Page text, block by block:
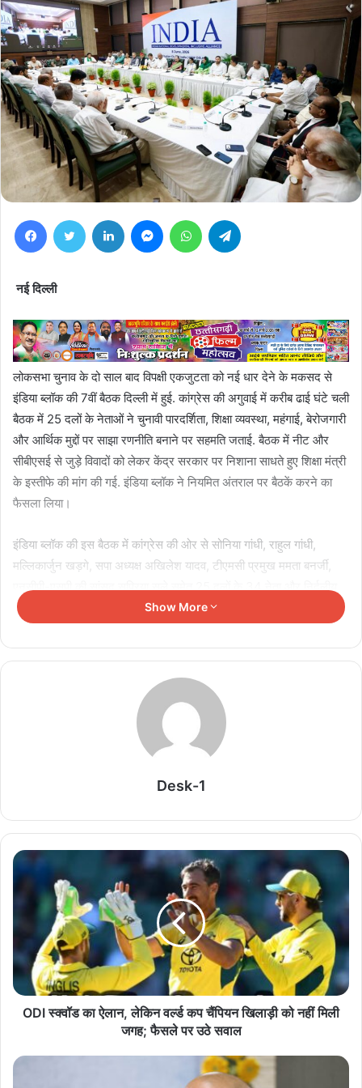
FacebookTwitter LinkedIn MessengerWhatsApp
नई दिल्ली
लोकसभा चुनाव के दो साल बाद विपक्षी एकजुटता को नई धार देने के मकसद से
इंडिया ब्लॉक की 7वीं बैठक दिल्ली में हुई. कांग्रेस की अगुवाई में करीब ढाई घंटे चली
बैठक में 25 दलों के नेताओं ने चुनावी पारदर्शिता, शिक्षा व्यवस्था, महंगाई, बेरोजगारी
और आर्थिक मुद्दों पर साझा रणनीति बनाने पर सहमति जताई. बैठक में नीट और
सीबीएसई से जुड़े विवादों को लेकर केंद्र सरकार पर निशाना साधते हुए शिक्षा मंत्री
के इस्तीफे की मांग की गई. इंडिया ब्लॉक ने नियमित अंतराल पर बैठकें करने का
फैसला लिया।
इंडिया ब्लॉक की इस बैठक में कांग्रेस की ओर से सोनिया गांधी, राहुल गांधी,
मल्लिकार्जुन खड़गे, सपा अध्यक्ष अखिलेश यादव, टीएमसी प्रमुख ममता बनर्जी,
एनसीपी-एसपी की सांसद सुप्रिया सुले समेत 25 दलों के 34 नेता और निर्दलीय
राज्यसभा सांसद कपिल सिब्बल शामिल हुए. दोपहर 12 शुरू हुई बैठक करीब ढाई
जॉइंट प्रेस कॉन्फ्रेंस में शामिल हुए।
CJP में AAP कनेक्शन की चर्चा तेज, अभिजीत दीपके समेत
कई नेताओं के नाम आए सामने
August 7, 2026
लाउडस्पीकर विवाद पर भड़के युसूफ पठान, बोले- मस्जिदों से
हटाए जा रहे स्पीकर; अमित शाह से लगाई गुहार
August 7, 2026
NDA को मिलेगा दो-तिहाई बहुमत? विपक्ष के 22 सांसदों के
रुख पर टिकी सबकी नजर
August 7, 2026
NCPI में बगावत से सियासी भूचाल, क्या ताहिर, रहमान, पठान
समेत 20 सांसदों की जाएगी सदस्यता?
August 7, 2026
‘आतंकवादी कांग्रेस दफ्तर में मिलेंगे’ बयान से बवाल
Show More
Desk-1
ODI स्क्वॉड का ऐलान, लेकिन वर्ल्ड कप चैंपियन खिलाड़ी को नहीं मिली
जगह; फैसले पर उठे सवाल